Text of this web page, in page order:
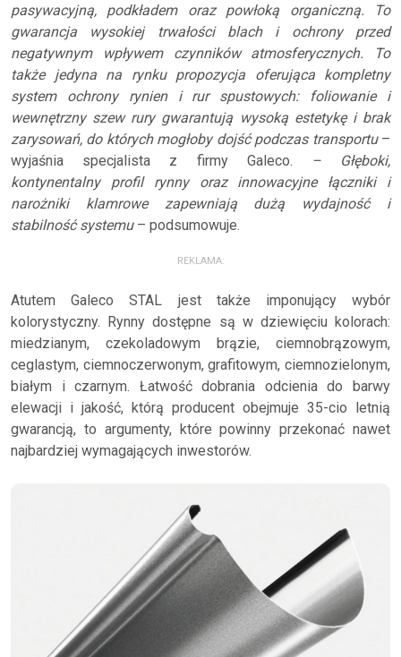
pasywacyjną, podkładem oraz powłoką organiczną. To
gwarancja wysokiej trwałości blach i ochrony przed
negatywnym wpływem czynników atmosferycznych. To
także jedyna na rynku propozycja oferująca kompletny
system ochrony rynien i rur spustowych: foliowanie i
wewnętrzny szew rury gwarantują wysoką estetykę i brak
zarysowań, do których mogłoby dojść podczas transportu–
wyjaśnia specjalista z firmy Galeco.
– Głęboki,
kontynentalny profil rynny oraz innowacyjne łączniki i
narożniki klamrowe zapewniają dużą wydajność i
stabilność systemu– podsumowuje.
REKLAMA:
Atutem Galeco STAL jest także imponujący wybór
kolorystyczny. Rynny dostępne są w dziewięciu kolorach:
miedzianym, czekoladowym brązie, ciemnobrązowym,
ceglastym, ciemnoczerwonym, grafitowym, ciemnozielonym,
białym i czarnym. Łatwość dobrania odcienia do barwy
elewacji i jakość, którą producent obejmuje 35-cio letnią
gwarancją, to argumenty, które powinny przekonać nawet
najbardziej wymagających inwestorów.